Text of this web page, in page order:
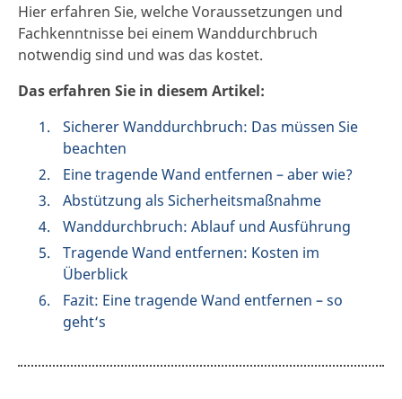
Hier erfahren Sie, welche Voraussetzungen und
Fachkenntnisse bei einem Wanddurchbruch
notwendig sind und was das kostet.
Das erfahren Sie in diesem Artikel:
Sicherer Wanddurchbruch: Das müssen Sie
beachten
Eine tragende Wand entfernen – aber wie?
Abstützung als Sicherheitsmaßnahme
Wanddurchbruch: Ablauf und Ausführung
Tragende Wand entfernen: Kosten im
Überblick
Fazit: Eine tragende Wand entfernen – so
geht‘s